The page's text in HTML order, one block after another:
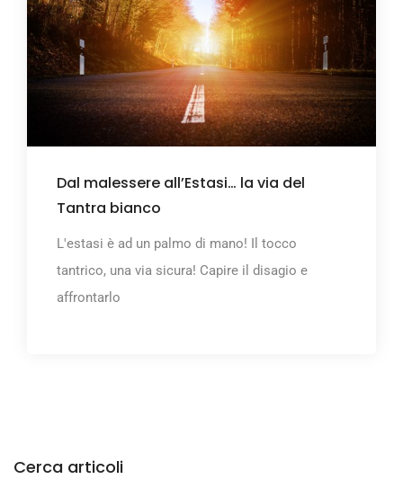
Dal malessere all’Estasi… la via del
Tantra bianco
L'estasi è ad un palmo di mano! Il tocco
tantrico, una via sicura! Capire il disagio e
affrontarlo
Cerca articoli